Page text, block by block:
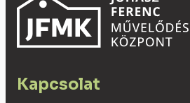
Kapcsolat